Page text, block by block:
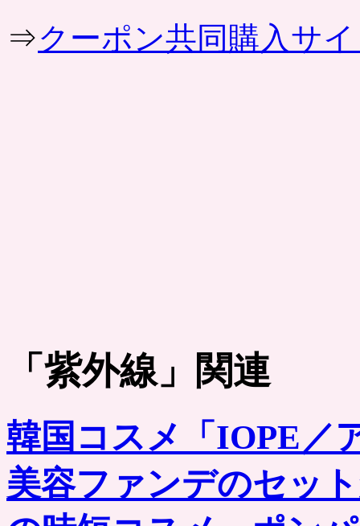
⇒クーポン共同購入サ
「 紫外線」関連
韓国コスメ「IOPE／
美容ファンデのセッ